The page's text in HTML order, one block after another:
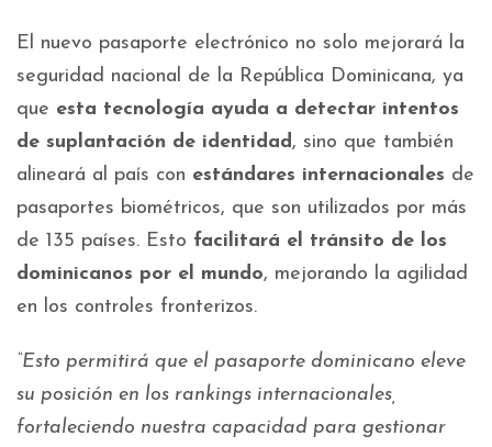
El nuevo pasaporte electrónico no solo mejorará la
seguridad nacional de la República Dominicana, ya
que esta tecnología ayuda a detectar intentos
de suplantación de identidad, sino que también
alineará al país con estándares internacionales de
pasaportes biométricos, que son utilizados por más
de 135 países. Esto facilitará el tránsito de los
dominicanos por el mundo, mejorando la agilidad
en los controles fronterizos.
“Esto permitirá que el pasaporte dominicano eleve
su posición en los rankings internacionales,
fortaleciendo nuestra capacidad para gestionar